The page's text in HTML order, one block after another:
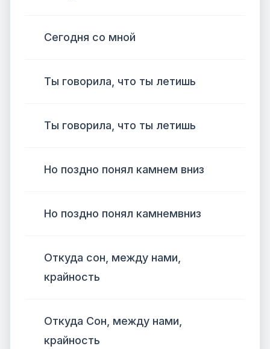
Сегодня со мной
Ты говорила, что ты летишь
Ты говорила, что ты летишь
Но поздно понял камнем вниз
Но поздно понял камнемвниз
Откуда сон, между нами,
крайность
Откуда Сон, между нами,
крайность